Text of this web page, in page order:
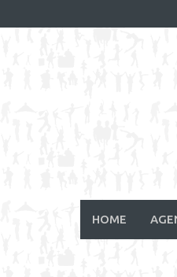
to
HOME